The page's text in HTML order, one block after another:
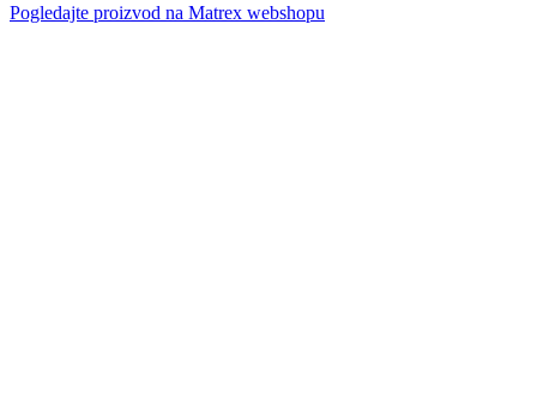
Pogledajte proizvod na Matrex webshopu